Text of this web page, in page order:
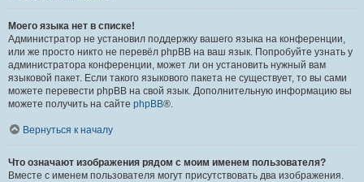
Моего языка нет в списке!
Администратор не установил поддержку вашего языка на конференции,
или же просто никто не перевёл phpBB на ваш язык. Попробуйте узнать у
администратора конференции, может ли он установить нужный вам
языковой пакет. Если такого языкового пакета не существует, то вы сами
можете перевести phpBB на свой язык. Дополнительную информацию вы
можете получить на сайте phpBB®.
Вернуться к началу
Что означают изображения рядом с моим именем пользователя?
Вместе с именем пользователя могут присутствовать два изображения.